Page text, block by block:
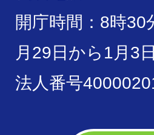
開庁時間：8時
月29日から1月3
法人番号